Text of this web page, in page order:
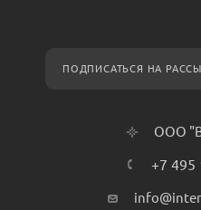
ПОДПИСАТЬСЯ НА
ООО
+7 495